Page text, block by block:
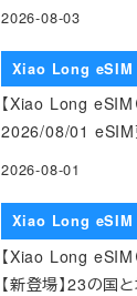
2026-08-03
Xiao Long eSIM
【Xiao Long eSIM
2026/08/01 eSIM
2026-08-01
Xiao Long eSIM
【Xiao Long eSIM
【新登場】23の国